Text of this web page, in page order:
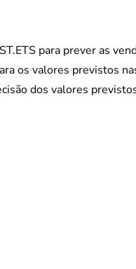
para prever as
os valores previstos
dos valores